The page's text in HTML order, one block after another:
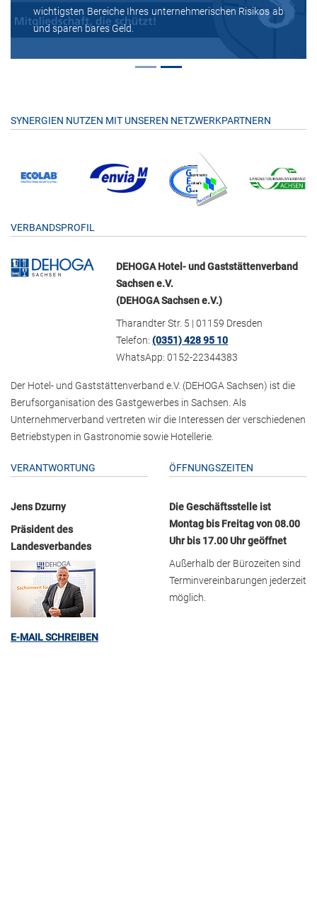
wichtigsten Bereiche Ihres unternehmerischen Risikos ab
und sparen bares Geld.
SYNERGIEN NUTZEN MIT UNSEREN NETZWERKPARTNERN
VERBANDSPROFIL
DEHOGA Hotel- und Gaststättenverband
Sachsen e.V.
(DEHOGA Sachsen e.V.)
Tharandter Str. 5 | 01159 Dresden
Telefon:(0351) 428 95 10
WhatsApp: 0152-22344383
Der Hotel- und Gaststättenverband e.V. (DEHOGA Sachsen) ist die
Berufsorganisation des Gastgewerbes in Sachsen. Als
Unternehmerverband vertreten wir die Interessen der verschiedenen
Betriebstypen in Gastronomie sowie Hotellerie.
VERANTWORTUNG
Jens Dzurny
Präsident des
Landesverbandes
E-MAIL SCHREIBEN
ÖFFNUNGSZEITEN
Die Geschäftsstelle ist
Montag bis Freitag von 08.00
Uhr bis 17.00 Uhr geöffnet
Außerhalb der Bürozeiten sind
Terminvereinbarungen jederzeit
möglich.